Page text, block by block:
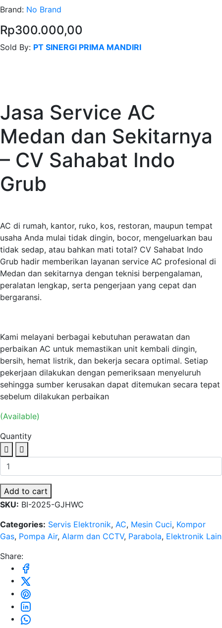
Brand: No Brand
Rp300.000,00
Sold By: PT SINERGI PRIMA MANDIRI
Jasa Service AC
Medan dan Sekitarnya
– CV Sahabat Indo
Grub
AC di rumah, kantor, ruko, kos, restoran, maupun tempat
usaha Anda mulai tidak dingin, bocor, mengeluarkan bau
tidak sedap, atau bahkan mati total? CV Sahabat Indo
Grub hadir memberikan layanan service AC profesional di
Medan dan sekitarnya dengan teknisi berpengalaman,
peralatan lengkap, serta pengerjaan yang cepat dan
bergaransi.
Kami melayani berbagai kebutuhan perawatan dan
perbaikan AC untuk memastikan unit kembali dingin,
bersih, hemat listrik, dan bekerja secara optimal. Setiap
pekerjaan dilakukan dengan pemeriksaan menyeluruh
sehingga sumber kerusakan dapat ditemukan secara tepat
sebelum dilakukan perbaikan
(Available)
Quantity
Add to cart
SKU: BI-2025-GJHWC
Categories: Servis Elektronik, AC, Mesin Cuci, Kompor
Gas, Pompa Air, Alarm dan CCTV, Parabola, Elektronik Lain
Share: